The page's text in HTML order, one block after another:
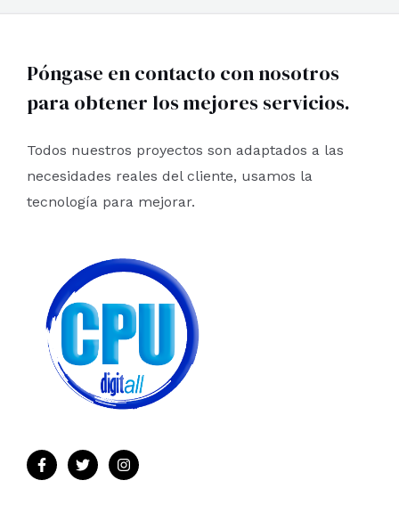
Póngase en contacto con nosotros
para obtener los mejores servicios.
Todos nuestros proyectos son adaptados a las
necesidades reales del cliente, usamos la
tecnología para mejorar.